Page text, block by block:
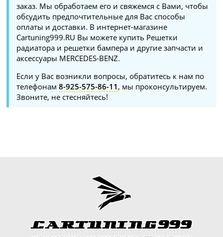
заказ. Мы обработаем его и свяжемся с Вами, чтобы
обсудить предпочтительные для Вас способы
оплаты и доставки. В интернет-магазине
Cartuning999.RU Вы можете купить Решетки
радиатора и решетки бампера и другие запчасти и
аксессуары MERCEDES-BENZ.
Если у Вас возникли вопросы, обратитесь к нам по
телефонам8-925-575-86-11 , мы проконсультируем.
Звоните, не стесняйтесь!